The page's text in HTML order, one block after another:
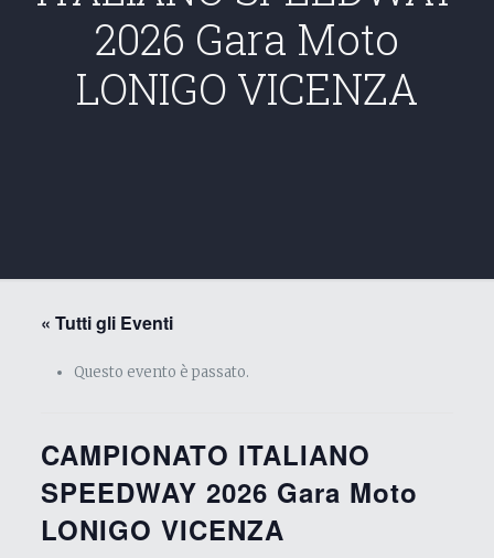
2026 Gara Moto
LONIGO VICENZA
« Tutti gli Eventi
Questo evento è passato.
CAMPIONATO ITALIANO
SPEEDWAY 2026 Gara Moto
LONIGO VICENZA